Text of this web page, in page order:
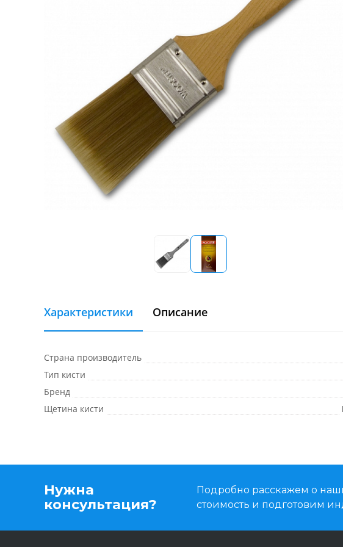
Характеристики Описание
Страна производитель
Тип кисти
Бренд
Щетина кисти
Нужна
консультация?
Подробно расскажем о
стоимость и подготовим